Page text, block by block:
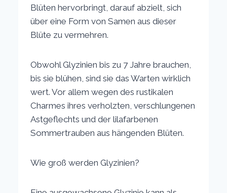
Blüten hervorbringt, darauf abzielt, sich
über eine Form von Samen aus dieser
Blüte zu vermehren.
Obwohl Glyzinien bis zu 7 Jahre brauchen,
bis sie blühen, sind sie das Warten wirklich
wert. Vor allem wegen des rustikalen
Charmes ihres verholzten, verschlungenen
Astgeflechts und der lilafarbenen
Sommertrauben aus hängenden Blüten.
Wie groß werden Glyzinien?